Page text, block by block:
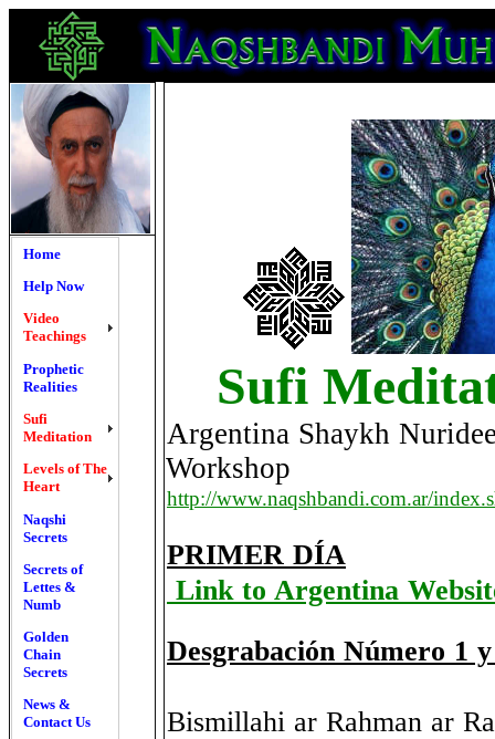
Home
Help Now
Video
Teachings
Prophetic
Realities
Sufi
Meditation
Levels of The
Heart
Naqshi
Secrets
Secrets of
Lettes &
Numb
Golden
Chain
Secrets
News &
Contact Us
Sufi
Argentina Shaykh
Workshop
http://www.naqshbandi.com.ar/
PRIMER DÍA
Link to Argentina
Desgrabación Número 1
Bismillahi ar Rahman ar